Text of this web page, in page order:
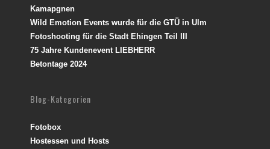
Kamapgnen
Wild Emotion Events wurde für die GTÜ in Ulm
Fotoshooting für die Stadt Ehingen Teil III
75 Jahre Kundenevent LIEBHERR
Betontage 2024
Blog-Kategorien
Fotobox
Hostessen und Hosts